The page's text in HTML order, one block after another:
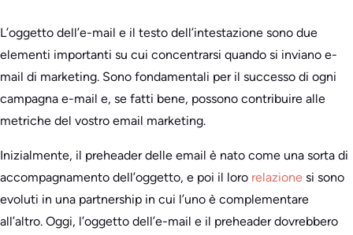
L’oggetto dell’e-mail e il testo dell’intestazione sono due
elementi importanti su cui concentrarsi quando si inviano e-
mail di marketing. Sono fondamentali per il successo di ogni
campagna e-mail e, se fatti bene, possono contribuire alle
metriche del vostro email marketing.
Inizialmente, il preheader delle email è nato come una sorta di
accompagnamento dell’oggetto, e poi il loro relazione si sono
evoluti in una partnership in cui l’uno è complementare
all’altro. Oggi, l’oggetto dell’e-mail e il preheader dovrebbero